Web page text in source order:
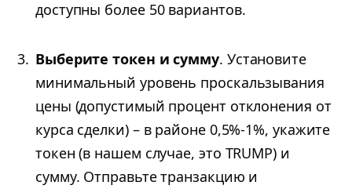
доступны более 50 вариантов.
Выберите токен и сумму. Установите
минимальный уровень проскальзывания
цены (допустимый процент отклонения от
курса сделки) – в районе 0,5%-1%, укажите
токен (в нашем случае, это TRUMP) и
сумму. Отправьте транзакцию и